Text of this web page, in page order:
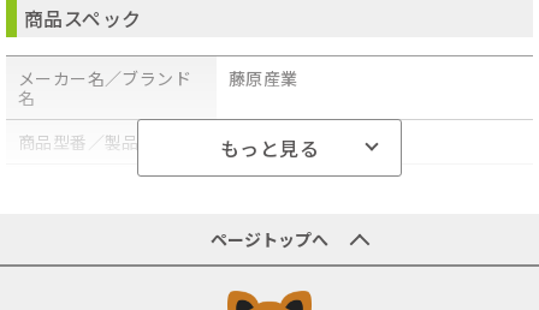
●【セット内容付属品】
●ダイス:(ダイスサイズ)3X0.5・3X0.6・4X0.7・4X0.75・5X0.8・
5X0.9・6X0.75・6X1.0・7X0.75・7X1.0・8X1.0・8X1.25・
10X1.25・10X1.5・12X1.75・1/8-BSP。●タップ:(タップサイ
ズ)3X0.5・3X0.6・4X0.7・4X0.75・5X0.8・5X0.9・6X0.75・
6X1.0・7X0.75・7X1.0・8X1.0・8X1.25・10X1.25・10X1.5・
12X1.5・12X1.75・1/8XBSP。
●【材質】
●タングステン鋼。
●JANコード:4977292389556
●商品名:タップダイスセット
商品スペック
メーカー名／ブランド
名
藤原産業
商品型番／製品番号
EV-40TD
もっと見る
ページトップへ